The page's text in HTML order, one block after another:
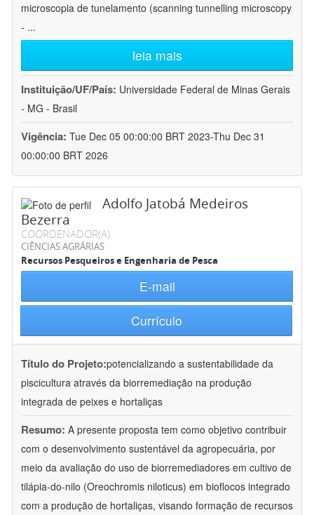
microscopia de tunelamento (scanning tunnelling microscopy
- ...
leia mais
Instituição/UF/País: Universidade Federal de Minas Gerais
- MG - Brasil
Vigência: Tue Dec 05 00:00:00 BRT 2023-Thu Dec 31
00:00:00 BRT 2026
Adolfo Jatobá Medeiros
Bezerra
COORDENADOR(A)
CIÊNCIAS AGRÁRIAS
Recursos Pesqueiros e Engenharia de Pesca
E-mail
Currículo
Título do Projeto:potencializando a sustentabilidade da
piscicultura através da biorremediação na produção
integrada de peixes e hortaliças
Resumo: A presente proposta tem como objetivo contribuir
com o desenvolvimento sustentável da agropecuária, por
meio da avaliação do uso de biorremediadores em cultivo de
tilápia-do-nilo (Oreochromis niloticus) em bioflocos integrado
com a produção de hortaliças, visando formação de recursos